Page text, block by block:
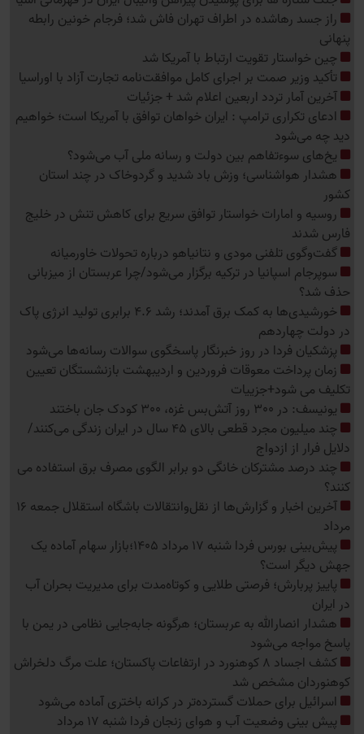
راز جسد رهاشده در اطراف تهران فاش شد؛ فرجام خونین رابطه
پنهانی
چین خواستار تقویت ارتباط با آمریکا شد
تأکید وزیر صمت بر اجرای کامل موافقت‌نامه تجارت آزاد با اوراسیا
آخرین آمار تردد اربعین اعلام شد + جزئیات
ادعای تکراری ترامپ : ایران خواهان توافق با آمریکا است؛ خواهیم
دید چه می‌شود
یخ‌های سوءتفاهم بین دولت و رسانه ملی آب می‌شود؟
هشدار هواشناسی؛ وزش باد شدید و گردوخاک در چند استان
کشور
روسیه و امارات خواستار توافق سریع برای کاهش تنش در خلیج
فارس شدند
گفت‌وگوی تلفنی مودی و نتانیاهو درباره تحولات خاورمیانه
سوپرجام اسپانیا در ترکیه برگزار می‌شود/چرا عربستان از میزبانی
حذف شد؟
خورشیدی‌ها به کمک برق آمدند؛ رشد 4.6 برابری تولید انرژی پاک
در دولت چهاردهم
پزشکیان فردا در روز خبرنگار پاسخگوی سوالات رسانه‌ها می‌شود
زمان پرداخت معوقات فروردین و اردیبهشت بازنشستگان تعیین
تکلیف می شود+جزییات
یونیسف: در 300 روز آتش‌بس غزه، 300 کودک جان باختند
چند میلیون مجرد قطعی بالای 45 سال در ایران زندگی می‌کنند/
دلایل فرار از ازدواج
چند درصد مشترکان خانگی دو برابر الگوی مصرف برق استفاده می
کنند؟
آخرین اخبار و گزارش‌ها از نقل‌وانتقالات باشگاه استقلال جمعه 16
مرداد
پیش‌بینی بورس فردا شنبه 17 مرداد 1405؛بازار سهام آماده یک
جهش دیگر است؟
پاییز پربارش؛ فرصتی طلایی و کوتاه‌مدت برای مدیریت بحران آب
در ایران
هشدار انصارالله به عربستان؛ هرگونه جابه‌جایی نظامی در یمن با
پاسخ مواجه می‌شود
کشف اجساد 8 کوهنورد در ارتفاعات پاکستان؛ علت مرگ دلخراش
کوهنوردان مشخص شد
اسرائیل برای حملات گسترده‌تر در کرانه باختری آماده می‌شود
پیش بینی وضعیت آب و هوای زنجان فردا شنبه 17 مرداد